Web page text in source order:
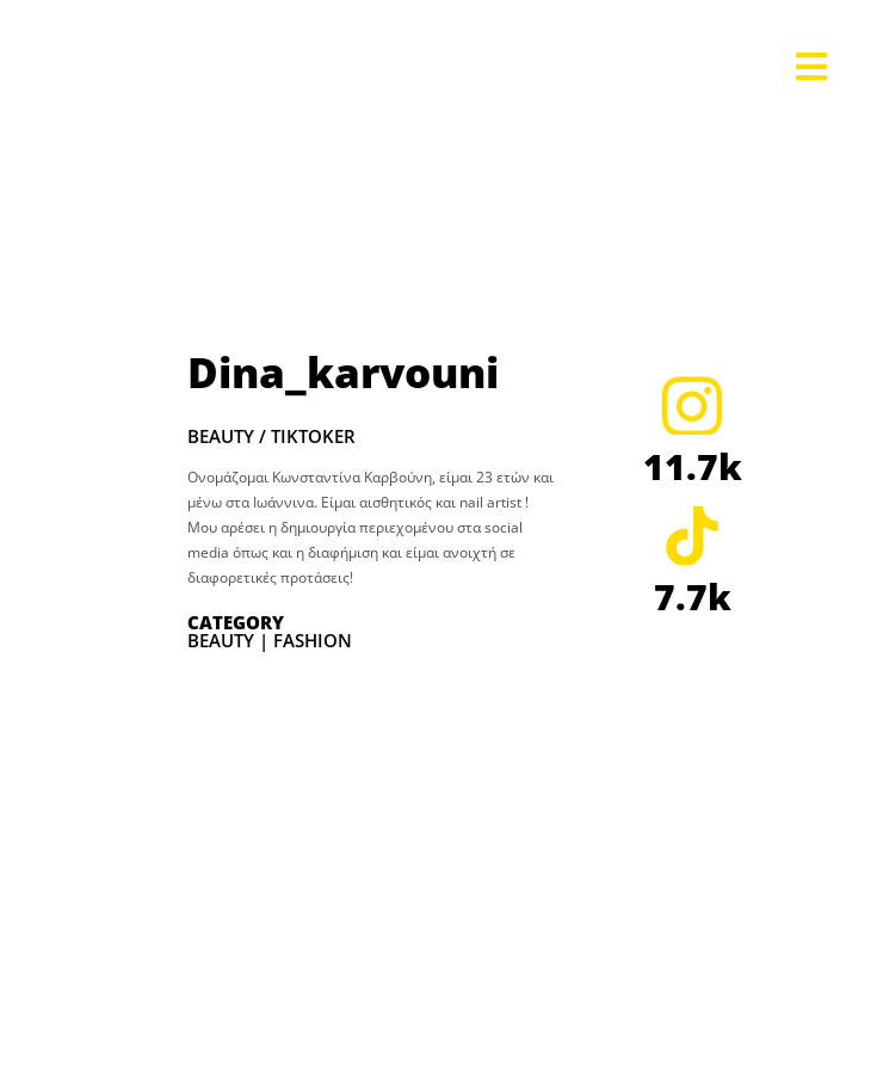
Dina_karvouni
BEAUTY / TIKTOKER
Ονομάζομαι Κωνσταντίνα Καρβούνη, είμαι 23 ετών και
μένω στα Ιωάννινα. Είμαι αισθητικός και nail artist !
Μου αρέσει η δημιουργία περιεχομένου στα social
media όπως και η διαφήμιση και είμαι ανοιχτή σε
διαφορετικές προτάσεις!
CATEGORY
BEAUTY | FASHION
11.7k
7.7k